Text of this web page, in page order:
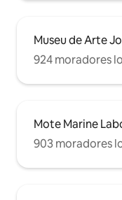
Museu de Arte
924 moradores
Mote Marine
903 moradores